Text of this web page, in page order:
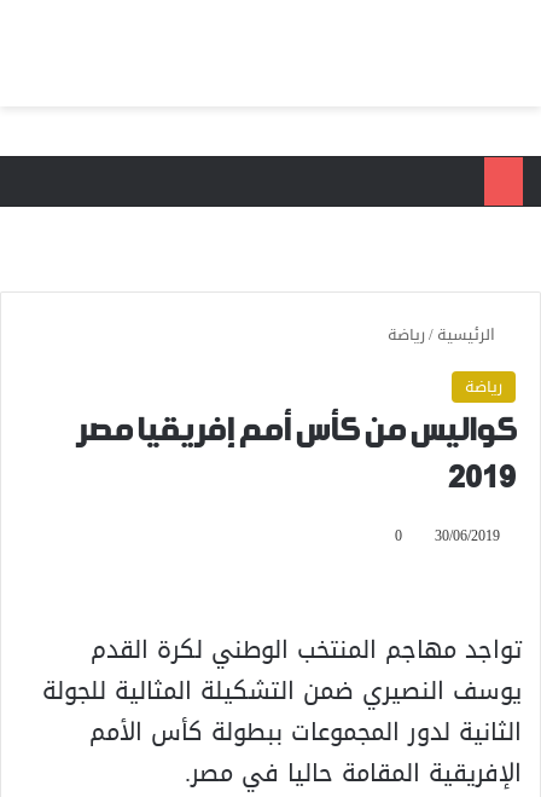
الرئيسية/رياضة
رياضة
كواليس من كأس أمم إفريقيا مصر
2019
30/06/2019
0
تواجد مهاجم المنتخب الوطني لكرة القدم
يوسف النصيري ضمن التشكيلة المثالية للجولة
الثانية لدور المجموعات ببطولة كأس الأمم
الإفريقية المقامة حاليا في مصر.